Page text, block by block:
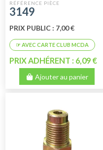
3149
PRIX PUBLIC : 7,00 €
PRIX ADHÉRENT : 6,09 €
Ajouter au panier